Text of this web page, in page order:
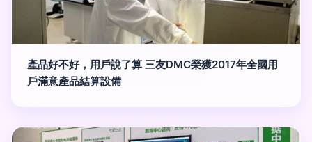
產品好不好，用戶說了算 三友DMC榮獲2017年全國用
戶滿意產品結算設備